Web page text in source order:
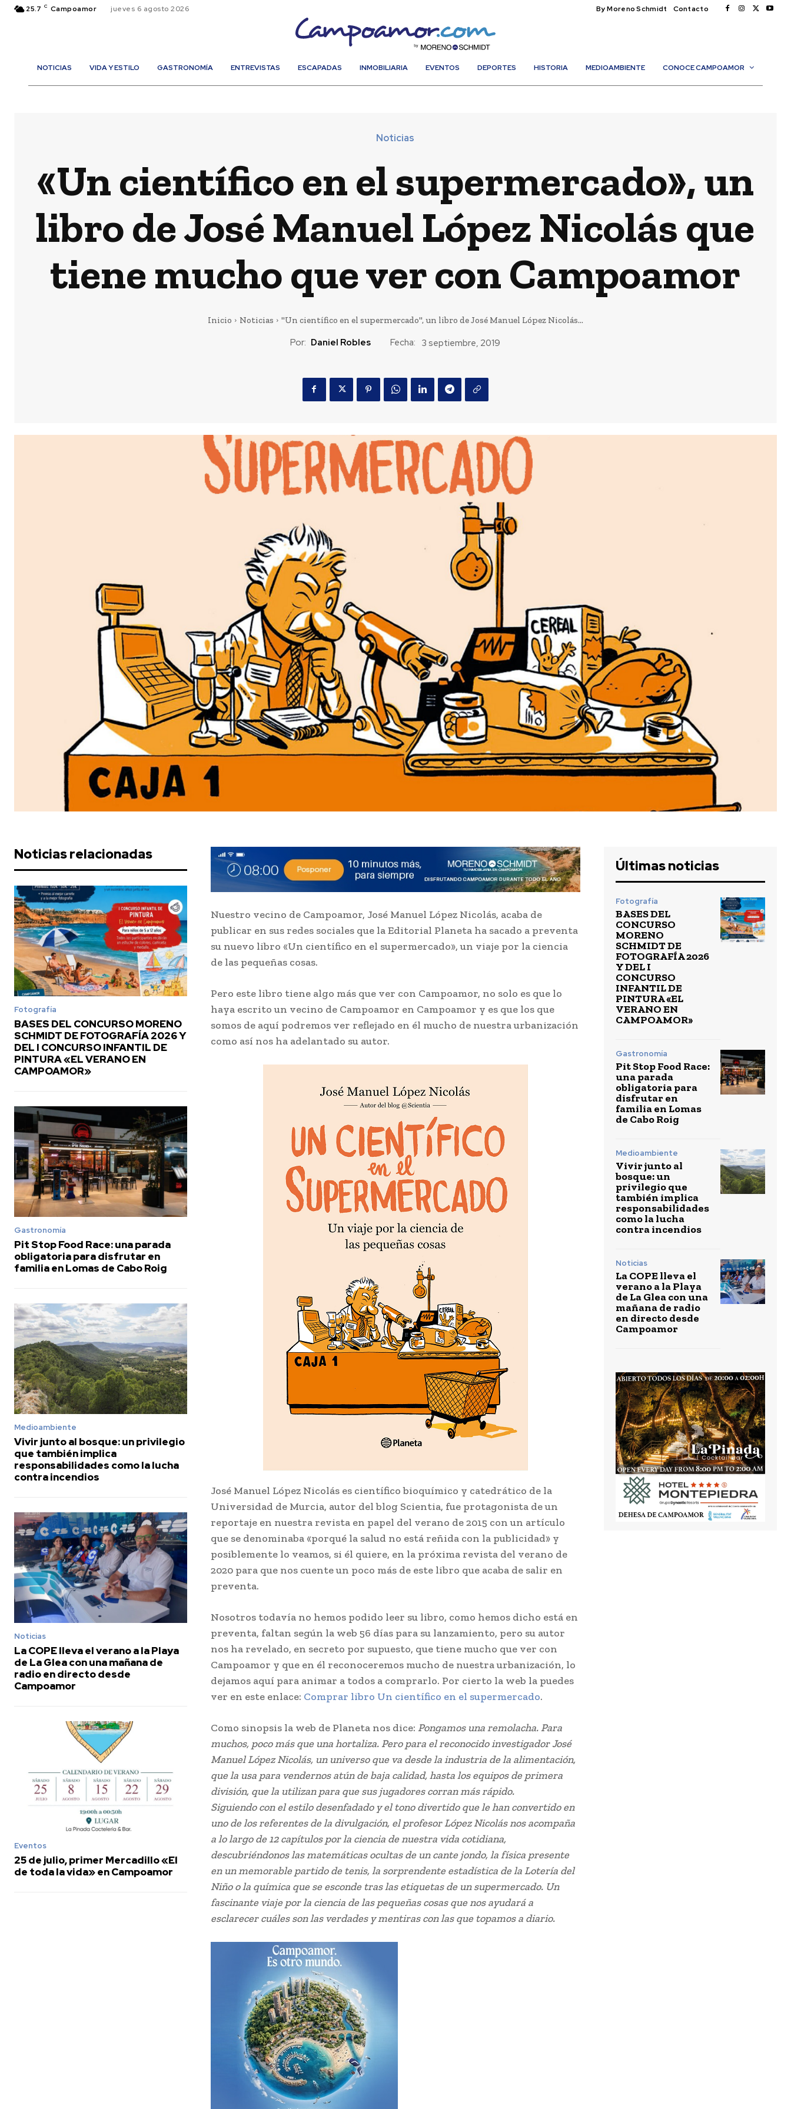
25.7 C Campoamor jueves 6 agosto 2026 By Moreno Schmidt Contacto
NOTICIAS VIDA Y ESTILO GASTRONOMÍA ENTREVISTAS ESCAPADAS INMOBILIARIA EVENTOS DEPORTES HISTORIA MEDIOAMBIENTE CONOCE CAMPOAMOR
Noticias
«Un científico en el supermercado», un
libro de José Manuel López Nicolás que
tiene mucho que ver con Campoamor
Inicio Noticias "Un científico en el supermercado", un libro de José Manuel López Nicolás...
Por: Daniel Robles Fecha: 3 septiembre, 2019
Noticias relacionadas
Fotografía
BASES DEL CONCURSO MORENO
SCHMIDT DE FOTOGRAFÍA 2026 Y
DEL I CONCURSO INFANTIL DE
PINTURA «EL VERANO EN
CAMPOAMOR»
Gastronomía
Pit Stop Food Race: una parada
obligatoria para disfrutar en
familia en Lomas de Cabo Roig
Medioambiente
Vivir junto al bosque: un privilegio
que también implica
responsabilidades como la lucha
contra incendios
Noticias
La COPE lleva el verano a la Playa
de La Glea con una mañana de
radio en directo desde
Campoamor
Eventos
25 de julio, primer Mercadillo «El
de toda la vida» en Campoamor
Nuestro vecino de Campoamor, José Manuel López Nicolás, acaba de
publicar en sus redes sociales que la Editorial Planeta ha sacado a preventa
su nuevo libro «Un científico en el supermercado», un viaje por la ciencia
de las pequeñas cosas.
Pero este libro tiene algo más que ver con Campoamor, no solo es que lo
haya escrito un vecino de Campoamor en Campoamor y es que los que
somos de aquí podremos ver reflejado en él mucho de nuestra urbanización
como así nos ha adelantado su autor.
José Manuel López Nicolás es científico bioquímico y catedrático de la
Universidad de Murcia, autor del blog Scientia, fue protagonista de un
reportaje en nuestra revista en papel del verano de 2015 con un artículo
que se denominaba «porqué la salud no está reñida con la publicidad» y
posiblemente lo veamos, si él quiere, en la próxima revista del verano de
2020 para que nos cuente un poco más de este libro que acaba de salir en
preventa.
Nosotros todavía no hemos podido leer su libro, como hemos dicho está en
preventa, faltan según la web 56 días para su lanzamiento, pero su autor
nos ha revelado, en secreto por supuesto, que tiene mucho que ver con
Campoamor y que en él reconoceremos mucho de nuestra urbanización, lo
dejamos aquí para animar a todos a comprarlo. Por cierto la web la puedes
ver en este enlace: Comprar libro Un científico en el supermercado.
Como sinopsis la web de Planeta nos dice: Pongamos una remolacha. Para
muchos, poco más que una hortaliza. Pero para el reconocido investigador José
Manuel López Nicolás, un universo que va desde la industria de la alimentación,
que la usa para vendernos atún de baja calidad, hasta los equipos de primera
división, que la utilizan para que sus jugadores corran más rápido.
Siguiendo con el estilo desenfadado y el tono divertido que le han convertido en
uno de los referentes de la divulgación, el profesor López Nicolás nos acompaña
a lo largo de 12 capítulos por la ciencia de nuestra vida cotidiana,
descubriéndonos las matemáticas ocultas de un cante jondo, la física presente
en un memorable partido de tenis, la sorprendente estadística de la Lotería del
Niño o la química que se esconde tras las etiquetas de un supermercado. Un
fascinante viaje por la ciencia de las pequeñas cosas que nos ayudará a
esclarecer cuáles son las verdades y mentiras con las que topamos a diario.
Últimas noticias
Fotografía
BASES DEL
CONCURSO
MORENO
SCHMIDT DE
FOTOGRAFÍA 2026
Y DEL I
CONCURSO
INFANTIL DE
PINTURA «EL
VERANO EN
CAMPOAMOR»
Gastronomía
Pit Stop Food Race:
una parada
obligatoria para
disfrutar en
familia en Lomas
de Cabo Roig
Medioambiente
Vivir junto al
bosque: un
privilegio que
también implica
responsabilidades
como la lucha
contra incendios
Noticias
La COPE lleva el
verano a la Playa
de La Glea con una
mañana de radio
en directo desde
Campoamor